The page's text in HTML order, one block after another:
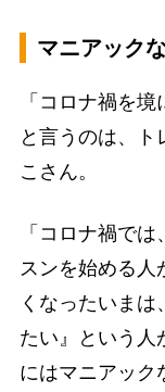
マニアック
「コロナ禍を
と言うのは、ト
こさん。
「コロナ禍で
スンを始める人
くなったいま
たい』という人
にはマニアック